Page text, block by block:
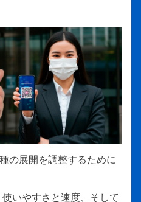
の展開を調整するために
いやすさと速度、そして